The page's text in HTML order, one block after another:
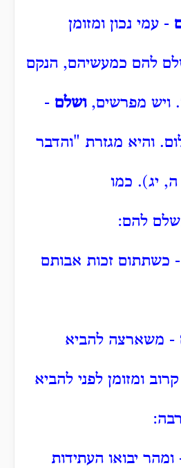
- עמי נכון ומזומן
להם כמעשיהם, הנקם
ויש מפרשים,ושלם -
והיא מגזרת "והדבר
יג). כמו
להם:
- כשתתום זכות אבותם
- משארצה להביא
ומזומן לפני להביא
ומהר יבואו העתידות